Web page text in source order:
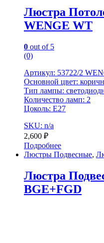
Люстра
WENGE WT
0 out of 5
(0)
Артикул: 53722/2
Основной цвет:
Тип лампы:
Количество ламп: 2
Цоколь: E27
SKU: n/a
2,600 ₽
Подробнее
Люстры Подвесные,
Люстра
BGE+FGD